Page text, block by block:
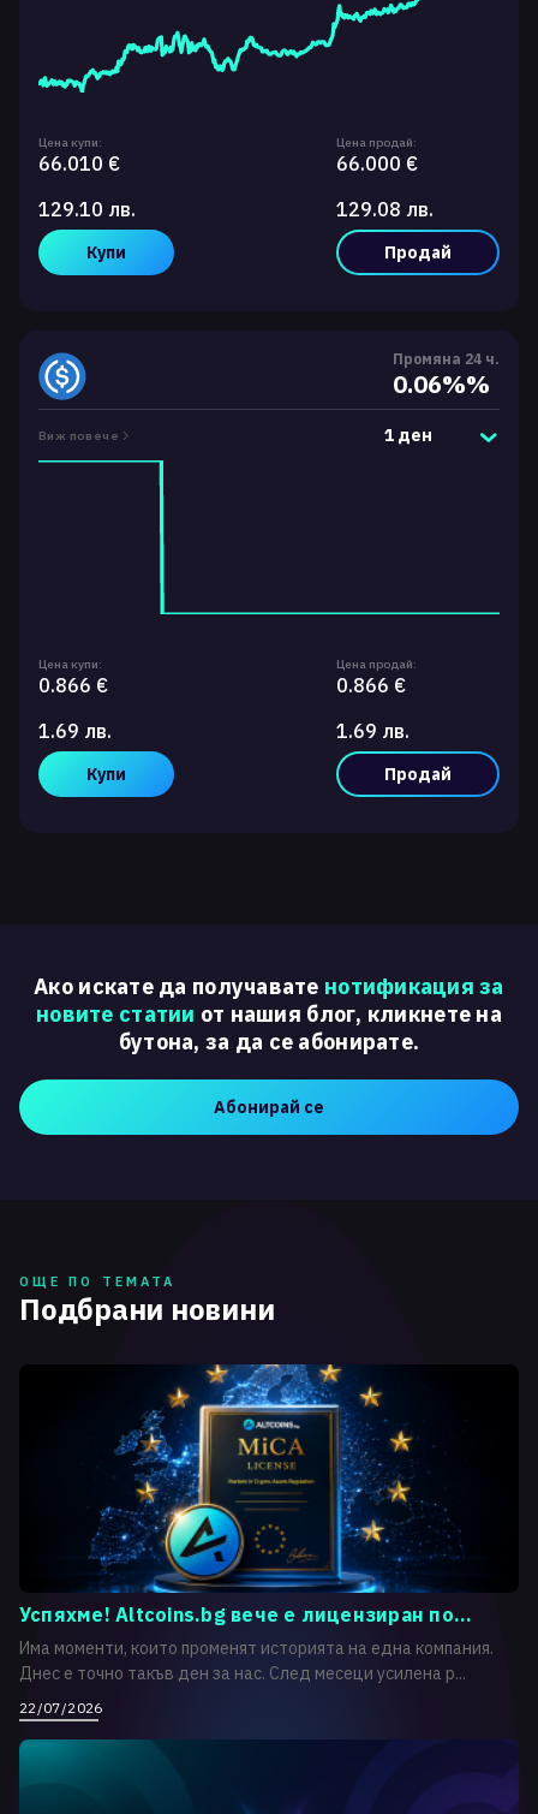
Цена купи:
66.010 €
129.10 лв.
Купи
Цена продай:
66.000 €
129.08 лв.
Продай
Промяна 24 ч.
0.06%%
Виж повече 1 ден
Цена купи:
0.866 €
1.69 лв.
Купи
Цена продай:
0.866 €
1.69 лв.
Продай
Ако искате да получавате нотификация за
новите статии от нашия блог, кликнете на
бутона, за да се абонирате.
Абонирай се
ОЩЕ ПО ТЕМАТА
Подбрани новини
Успяхме! Altcoins.bg вече е лицензиран по...
Има моменти, които променят историята на една компания.
Днес е точно такъв ден за нас. След месеци усилена р...
22/07/2026